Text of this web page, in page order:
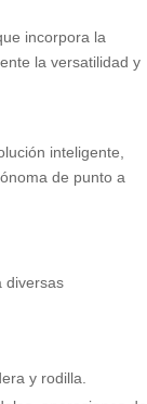
incorpora la
la versatilidad y
inteligente,
de punto a
diversas
y rodilla.